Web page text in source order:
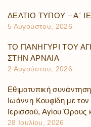
ΔΕΛΤΙΟ ΤΥΠΟΥ – Α΄
5 Αυγούστου, 2026
ΤΟ ΠΑΝΗΓΥΡΙ ΤΟΥ
ΣΤΗΝ ΑΡΝΑΙΑ
2 Αυγούστου, 2026
Εθιμοτυπική
Ιωάννη Κουφίδη με
Ιερισσού, Αγίου
28 Ιουλίου, 2026